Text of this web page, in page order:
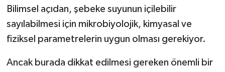
Bilimsel açıdan, şebeke suyunun içilebilir
sayılabilmesi için mikrobiyolojik, kimyasal ve
fiziksel parametrelerin uygun olması gerekiyor.
Ancak burada dikkat edilmesi gereken önemli bir